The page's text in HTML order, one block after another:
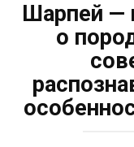
Шарпей —
о